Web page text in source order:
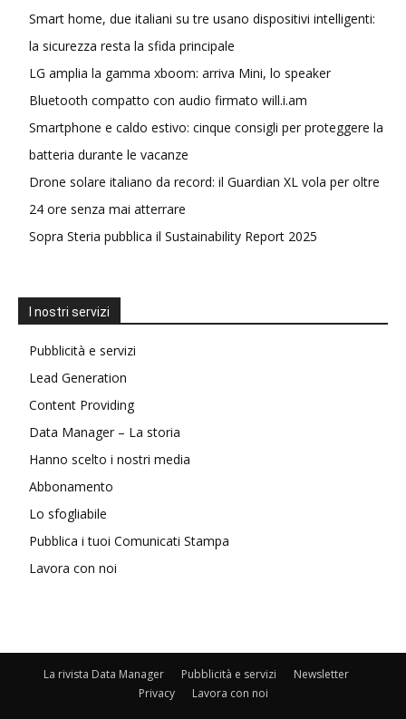
Smart home, due italiani su tre usano dispositivi intelligenti:
la sicurezza resta la sfida principale
LG amplia la gamma xboom: arriva Mini, lo speaker
Bluetooth compatto con audio firmato will.i.am
Smartphone e caldo estivo: cinque consigli per proteggere la
batteria durante le vacanze
Drone solare italiano da record: il Guardian XL vola per oltre
24 ore senza mai atterrare
Sopra Steria pubblica il Sustainability Report 2025
I nostri servizi
Pubblicità e servizi
Lead Generation
Content Providing
Data Manager – La storia
Hanno scelto i nostri media
Abbonamento
Lo sfogliabile
Pubblica i tuoi Comunicati Stampa
Lavora con noi
La rivista Data Manager Pubblicità e servizi
Newsletter
Privacy
Lavora con noi